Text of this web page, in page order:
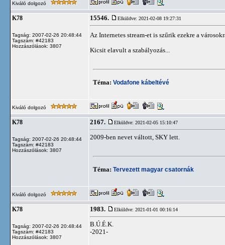
Kiváló dolgozó
K78
Tagság: 2007-02-26 20:48:44
Tagszám: #42183
Hozzászólások: 3807
15546. Elküldve: 2021-02-08 19:27:31
Az Internetes stream-et is szűrik ezekre a
Kicsit elavult a szabályozás...
Téma: Vodafone kábeltévé
Kiváló dolgozó
K78
Tagság: 2007-02-26 20:48:44
Tagszám: #42183
Hozzászólások: 3807
2167. Elküldve: 2021-02-05 15:10:47
2009-ben nevet váltott, SKY lett.
Téma: Tervezett magyar csatornák
Kiváló dolgozó
K78
Tagság: 2007-02-26 20:48:44
Tagszám: #42183
Hozzászólások: 3807
1983. Elküldve: 2021-01-01 00:16:14
B.Ú.É.K.
-2021-